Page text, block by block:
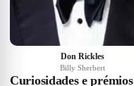
Don Rickles
Billy Sherbert
Curiosidades e prémios